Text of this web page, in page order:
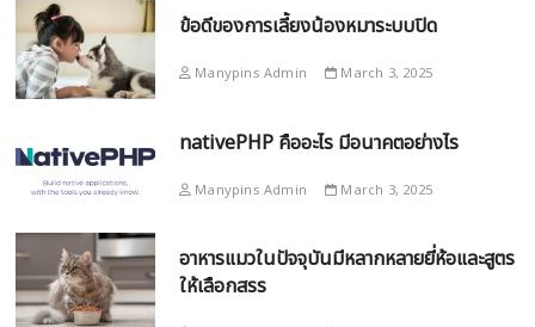
ข้อดีของการเลี้ยงน้องหมาระบบปิด
Manypins Admin March 3, 2025
nativePHP คืออะไร มีอนาคตอย่างไร
Manypins Admin March 3, 2025
อาหารแมวในปัจจุบันมีหลากหลายยี่ห้อและสูตร
ให้เลือกสรร